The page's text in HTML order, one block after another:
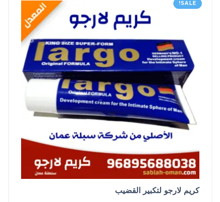
SALE!
كريم لارجو لتكبير القضيب